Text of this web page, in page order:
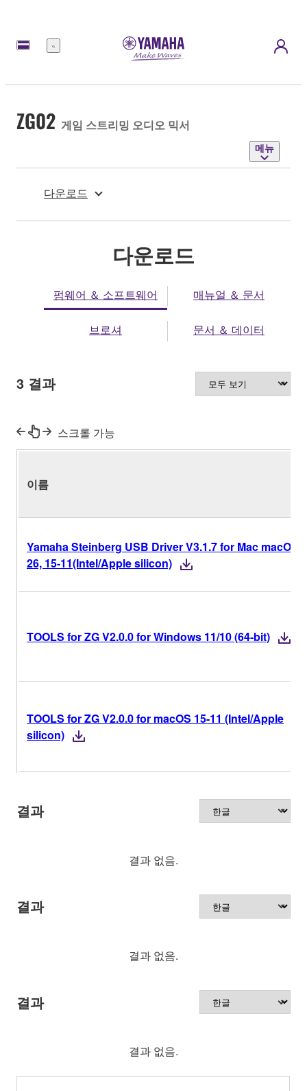
메
ZG02 게임 스트리밍 오디오 믹서
메뉴
다운로드
다운로드
펌웨어 ＆ 소프트웨어 매뉴얼 ＆ 문서
브로셔 문서 ＆ 데이터
3 결과
스크롤 가능
이름
Yamaha Steinberg USB Driver V3.1.7 for Mac macOS
26, 15-11(Intel/Apple silicon)
TOOLS for ZG V2.0.0 for Windows 11/10 (64-bit)
TOOLS for ZG V2.0.0 for macOS 15-11 (Intel/Apple
silicon)
결과
결과 없음.
결과
결과 없음.
결과
결과 없음.